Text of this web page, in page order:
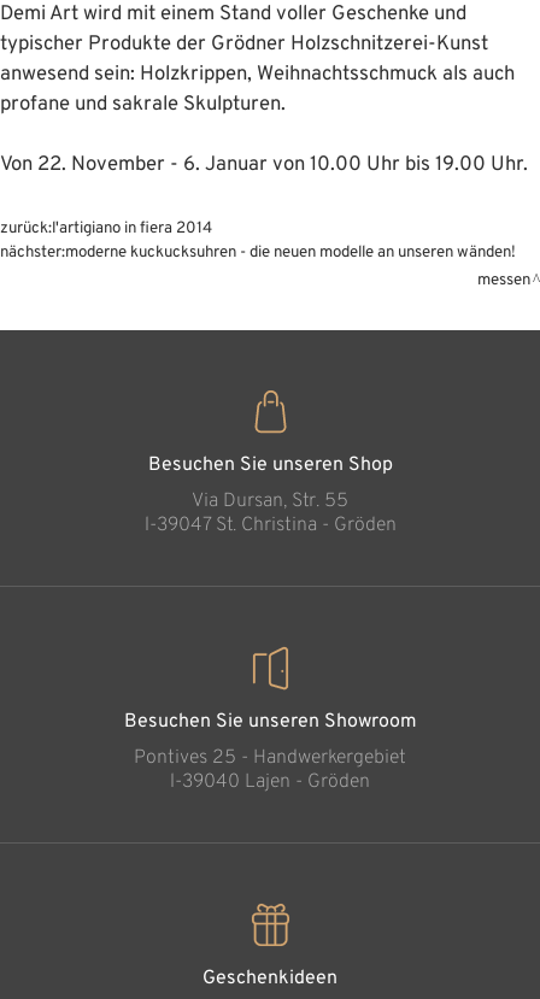
Demi Art wird mit einem Stand voller Geschenke und
typischer Produkte der Grödner Holzschnitzerei-Kunst
anwesend sein: Holzkrippen, Weihnachtsschmuck als auch
profane und sakrale Skulpturen.
Von 22. November - 6. Januar von 10.00 Uhr bis 19.00 Uhr.
zurück:l'artigiano in fiera 2014
nächster:moderne kuckucksuhren - die neuen modelle an unseren wänden!
messen
Besuchen Sie unseren Shop
Via Dursan, Str. 55
l-39047 St. Christina - Gröden
Besuchen Sie unseren Showroom
Pontives 25 - Handwerkergebiet
l-39040 Lajen - Gröden
Geschenkideen